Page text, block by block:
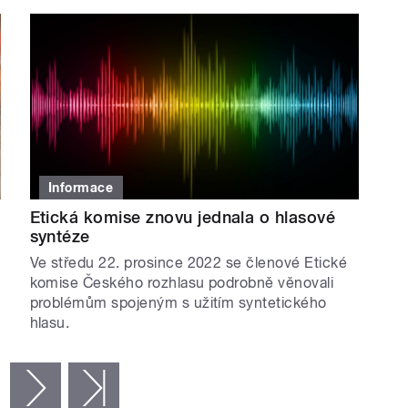
Informace
Etická komise znovu jednala o hlasové
syntéze
Ve středu 22. prosince 2022 se členové Etické
komise Českého rozhlasu podrobně věnovali
problémům spojeným s užitím syntetického
hlasu.
následující ›